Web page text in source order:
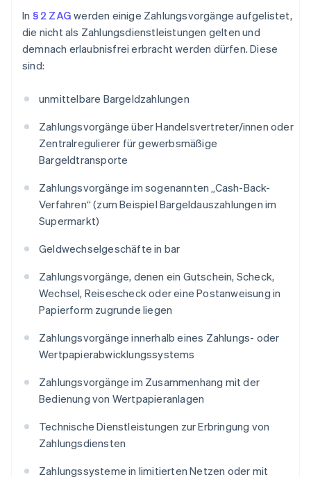
In § 2 ZAG werden einige Zahlungsvorgänge aufgelistet,
die nicht als Zahlungsdienstleistungen gelten und
demnach erlaubnisfrei erbracht werden dürfen. Diese
sind:
unmittelbare Bargeldzahlungen
Zahlungsvorgänge über Handelsvertreter/innen oder
Zentralregulierer für gewerbsmäßige
Bargeldtransporte
Zahlungsvorgänge im sogenannten „Cash-Back-
Verfahren“ (zum Beispiel Bargeldauszahlungen im
Supermarkt)
Geldwechselgeschäfte in bar
Zahlungsvorgänge, denen ein Gutschein, Scheck,
Wechsel, Reisescheck oder eine Postanweisung in
Papierform zugrunde liegen
Zahlungsvorgänge innerhalb eines Zahlungs- oder
Wertpapierabwicklungssystems
Zahlungsvorgänge im Zusammenhang mit der
Bedienung von Wertpapieranlagen
Technische Dienstleistungen zur Erbringung von
Zahlungsdiensten
Zahlungssysteme in limitierten Netzen oder mit